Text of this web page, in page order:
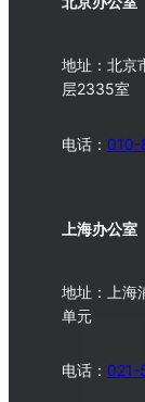
地址：北京
层2335室
电话：010-
上海办公室
地址：上海
单元
电话：021-